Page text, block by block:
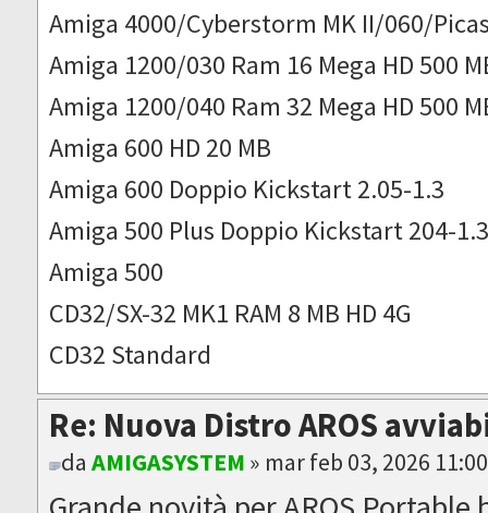
Amiga 4000/Cyberstorm MK II/060/
Amiga 1200/030 Ram 16 Mega HD 500
Amiga 1200/040 Ram 32 Mega HD 500
Amiga 600 HD 20 MB
Amiga 600 Doppio Kickstart 2.05-1.3
Amiga 500 Plus Doppio Kickstart 204-
Amiga 500
CD32/SX-32 MK1 RAM 8 MB HD 4G
CD32 Standard
Re: Nuova Distro AROS
daAMIGASYSTEM » mar feb 03, 2026